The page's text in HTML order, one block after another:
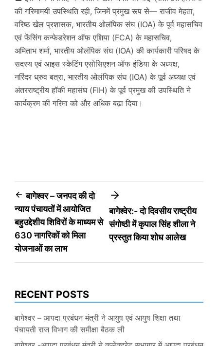
की गरिमामयी उपस्थिति रही, जिनमें प्रमुख रूप से— राजीव मेहता,
वरिष्ठ खेल प्रशासक, भारतीय ओलंपिक संघ (IOA) के पूर्व महासचिव
एवं फेंसिंग कन्फेडरेशन ऑफ एशिया (FCA) के महासचिव,
अमिताभ शर्मा, भारतीय ओलंपिक संघ (IOA) की कार्यकारी परिषद के
सदस्य एवं आइस स्केटिंग एसोसिएशन ऑफ इंडिया के अध्यक्ष,
नरिंदर ध्रुव बत्रा, भारतीय ओलंपिक संघ (IOA) के पूर्व अध्यक्ष एवं
अंतरराष्ट्रीय हॉकी महासंघ (FIH) के पूर्व प्रमुख की उपस्थिति ने
कार्यक्रम की गरिमा को और अधिक बढ़ा दिया।
Post
navigation
बागेश्वर – जनपद की दो
न्याय पंचायतों में आयोजित
बहुउद्देशीय शिविरों के माध्यम से
630 नागरिकों को मिला
योजनाओं का लाभ
बागेश्वेर:- दो दिवसीय राष्ट्रीय
संगोष्ठी में कृपाल सिंह शीला ने
प्रस्तुत किया शोध आलेख
RECENT POSTS
बागेश्वर – आपदा प्रबंधन मंत्री ने आयुष एवं आयुष शिक्षा तथा
पंचायती राज विभाग की समीक्षा बैठक ली